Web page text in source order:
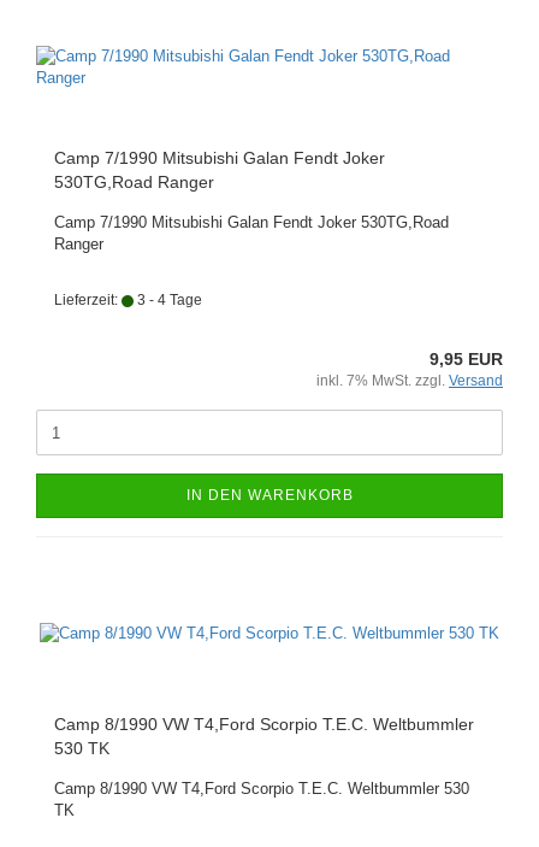
Camp 7/1990 Mitsubishi Galan Fendt Joker
530TG,Road Ranger
Camp 7/1990 Mitsubishi Galan Fendt Joker 530TG,Road
Ranger
Lieferzeit: 3 - 4 Tage
9,95 EUR
inkl. 7% MwSt. zzgl. Versand
IN DEN WARENKORB
Camp 8/1990 VW T4,Ford Scorpio T.E.C. Weltbummler
530 TK
Camp 8/1990 VW T4,Ford Scorpio T.E.C. Weltbummler 530
TK